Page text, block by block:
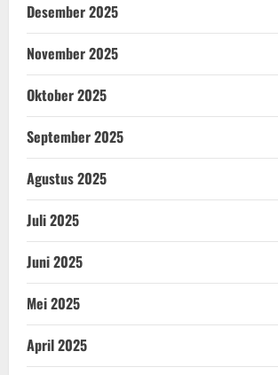
Desember 2025
November 2025
Oktober 2025
September 2025
Agustus 2025
Juli 2025
Juni 2025
Mei 2025
April 2025